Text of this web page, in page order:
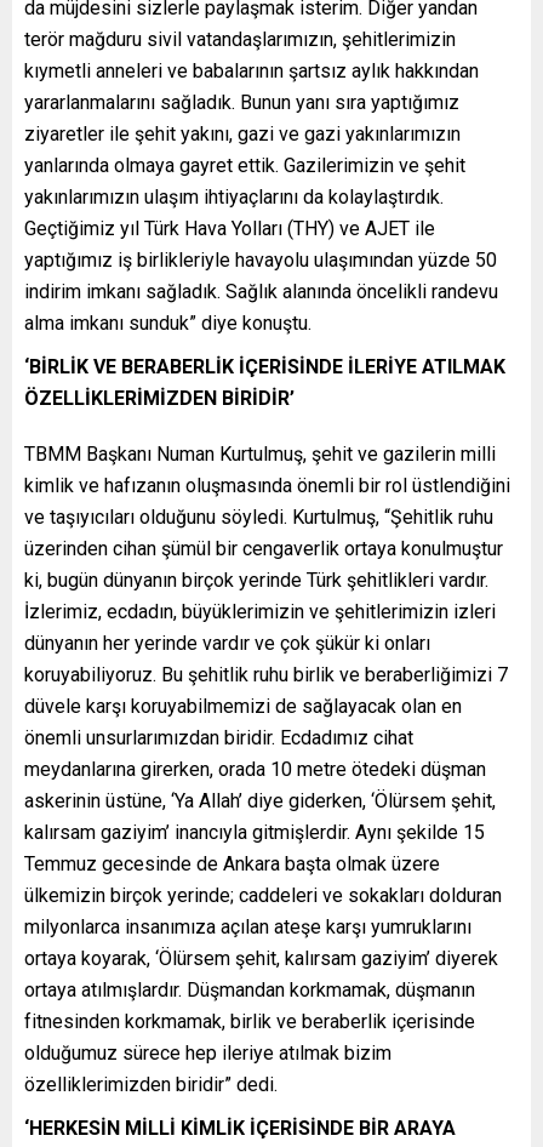
da müjdesini sizlerle paylaşmak isterim. Diğer yandan
terör mağduru sivil vatandaşlarımızın, şehitlerimizin
kıymetli anneleri ve babalarının şartsız aylık hakkından
yararlanmalarını sağladık. Bunun yanı sıra yaptığımız
ziyaretler ile şehit yakını, gazi ve gazi yakınlarımızın
yanlarında olmaya gayret ettik. Gazilerimizin ve şehit
yakınlarımızın ulaşım ihtiyaçlarını da kolaylaştırdık.
Geçtiğimiz yıl Türk Hava Yolları (THY) ve AJET ile
yaptığımız iş birlikleriyle havayolu ulaşımından yüzde 50
indirim imkanı sağladık. Sağlık alanında öncelikli randevu
alma imkanı sunduk” diye konuştu.
‘BİRLİK VE BERABERLİK İÇERİSİNDE İLERİYE ATILMAK
ÖZELLİKLERİMİZDEN BİRİDİR’
TBMM Başkanı Numan Kurtulmuş, şehit ve gazilerin milli
kimlik ve hafızanın oluşmasında önemli bir rol üstlendiğini
ve taşıyıcıları olduğunu söyledi. Kurtulmuş, “Şehitlik ruhu
üzerinden cihan şümül bir cengaverlik ortaya konulmuştur
ki, bugün dünyanın birçok yerinde Türk şehitlikleri vardır.
İzlerimiz, ecdadın, büyüklerimizin ve şehitlerimizin izleri
dünyanın her yerinde vardır ve çok şükür ki onları
koruyabiliyoruz. Bu şehitlik ruhu birlik ve beraberliğimizi 7
düvele karşı koruyabilmemizi de sağlayacak olan en
önemli unsurlarımızdan biridir. Ecdadımız cihat
meydanlarına girerken, orada 10 metre ötedeki düşman
askerinin üstüne, ‘Ya Allah’ diye giderken, ‘Ölürsem şehit,
kalırsam gaziyim’ inancıyla gitmişlerdir. Aynı şekilde 15
Temmuz gecesinde de Ankara başta olmak üzere
ülkemizin birçok yerinde; caddeleri ve sokakları dolduran
milyonlarca insanımıza açılan ateşe karşı yumruklarını
ortaya koyarak, ‘Ölürsem şehit, kalırsam gaziyim’ diyerek
ortaya atılmışlardır. Düşmandan korkmamak, düşmanın
fitnesinden korkmamak, birlik ve beraberlik içerisinde
olduğumuz sürece hep ileriye atılmak bizim
özelliklerimizden biridir” dedi.
‘HERKESİN MİLLİ KİMLİK İÇERİSİNDE BİR ARAYA